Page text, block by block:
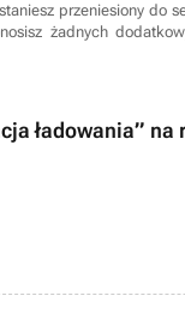
przeniesiony do
żadnych
ładowania” na